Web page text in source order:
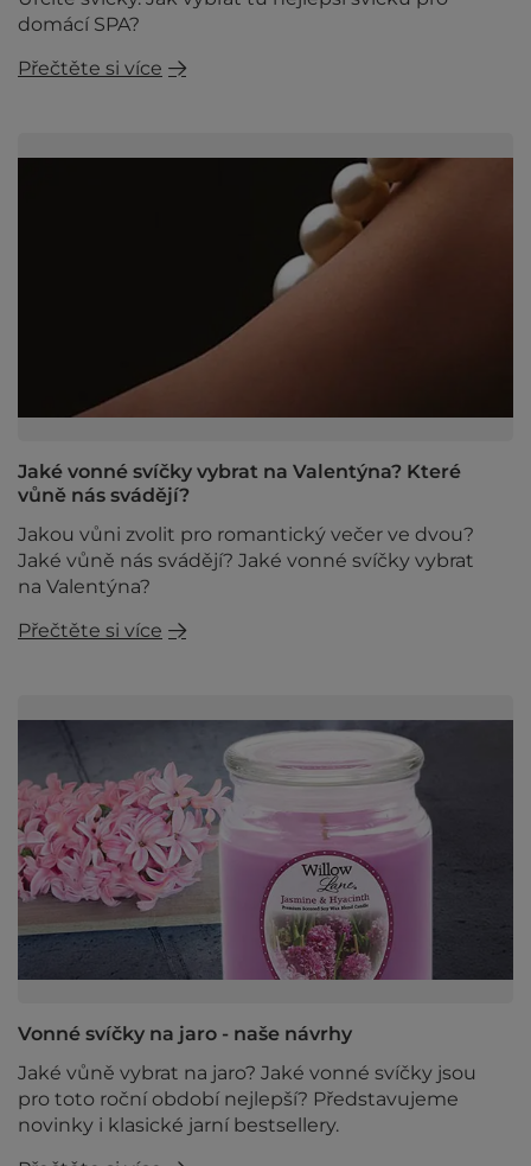
domácí SPA?
Přečtěte si více
Jaké vonné svíčky vybrat na Valentýna? Které
vůně nás svádějí?
Jakou vůni zvolit pro romantický večer ve dvou?
Jaké vůně nás svádějí? Jaké vonné svíčky vybrat
na Valentýna?
Přečtěte si více
Vonné svíčky na jaro - naše návrhy
Jaké vůně vybrat na jaro? Jaké vonné svíčky jsou
pro toto roční období nejlepší? Představujeme
novinky i klasické jarní bestsellery.